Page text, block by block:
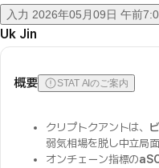
入力 2026年05月09日 午前
Uk Jin
概要 STAT AIのご案内
クリプトクアントは、
弱気相場を脱し中立局
オンチェーン指標の